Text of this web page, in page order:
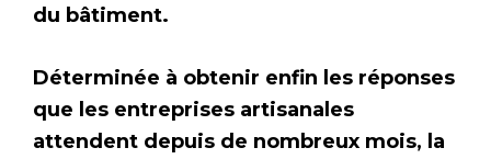
du bâtiment.
Déterminée à obtenir enfin les réponses
que les entreprises artisanales
attendent depuis de nombreux mois, la